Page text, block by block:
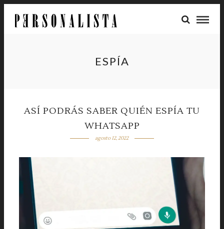
ESPÍA
ASÍ PODRÁS SABER QUIÉN ESPÍA TU
WHATSAPP
agosto 12, 2022